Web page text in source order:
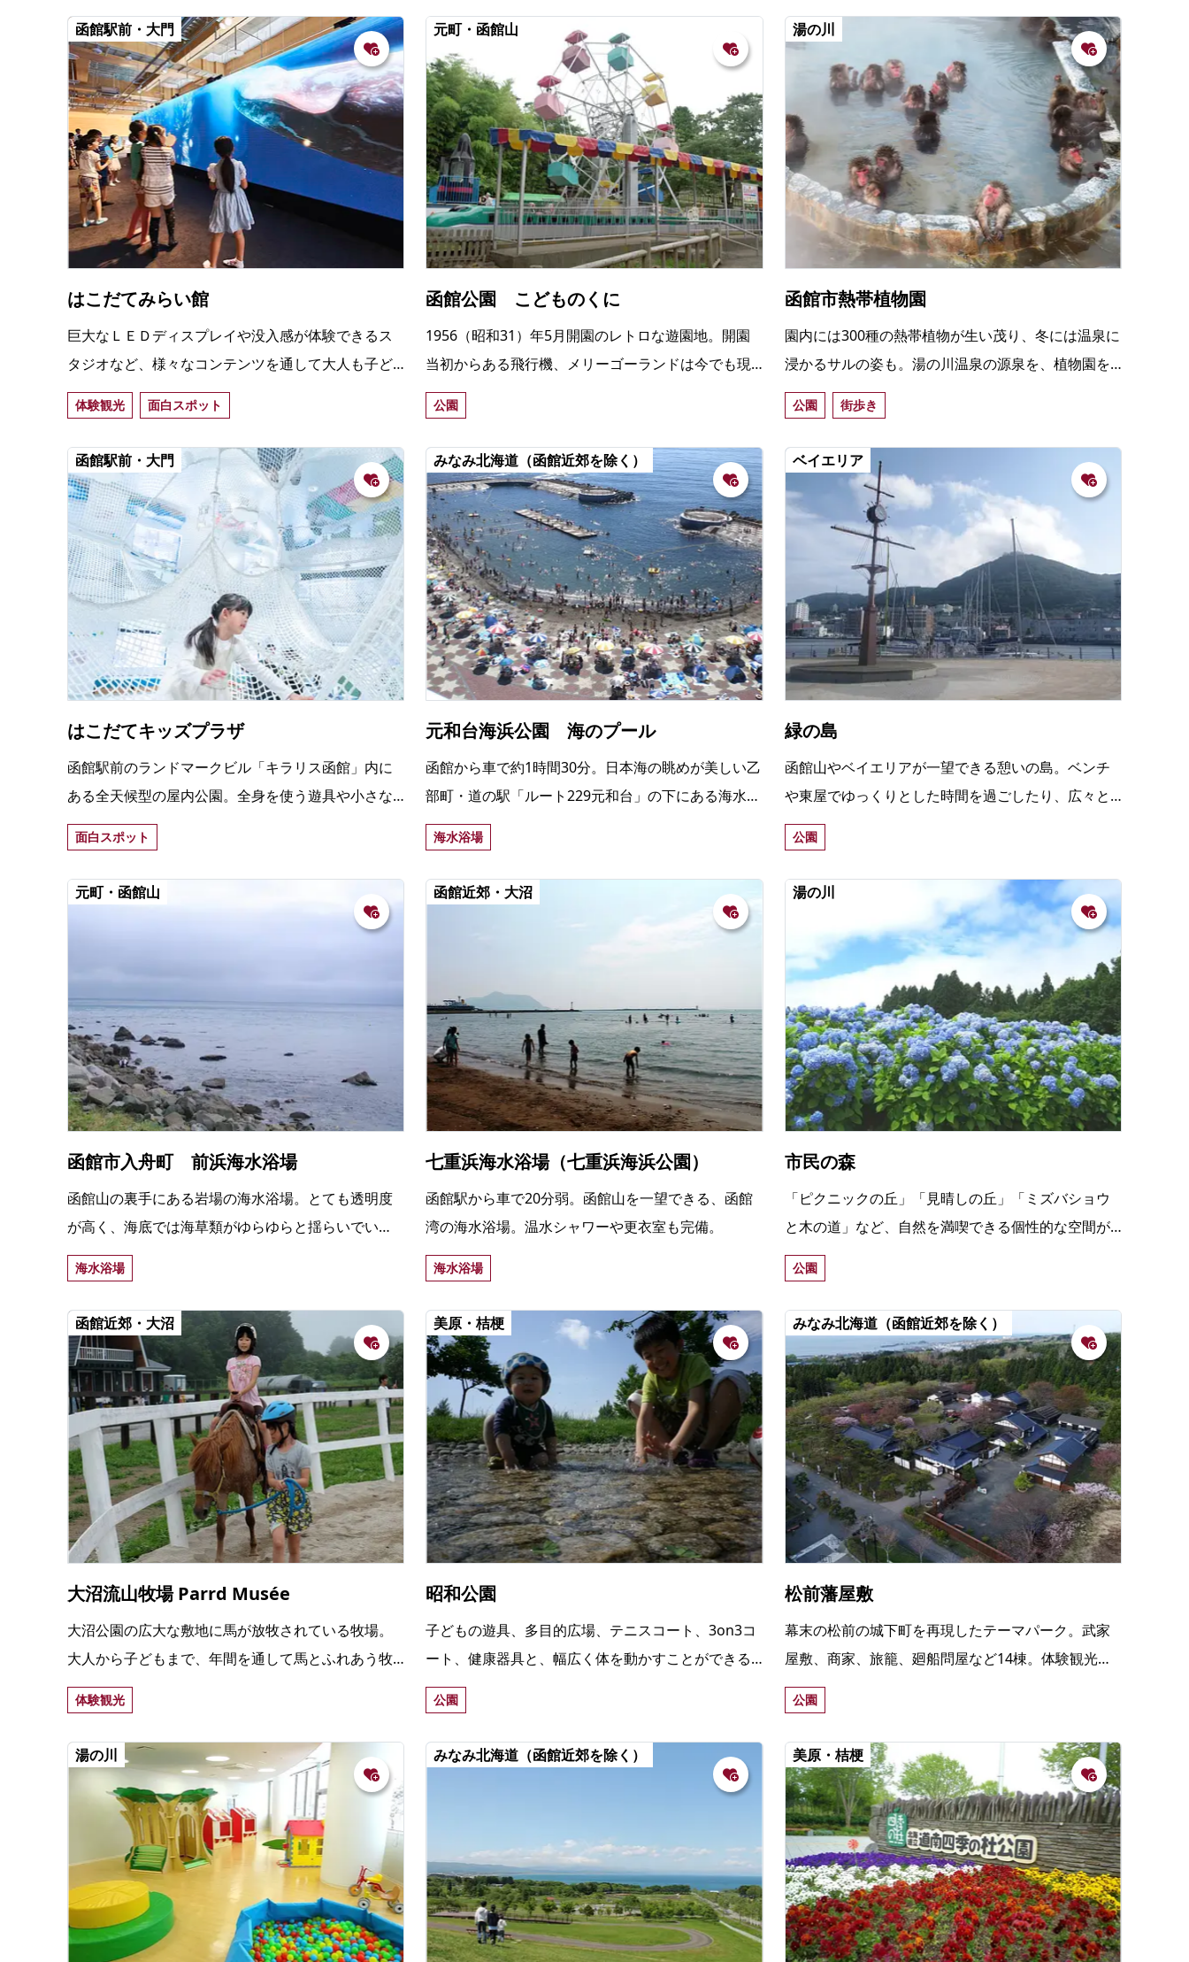
函館駅前・大門
はこだてみらい館
巨大なＬＥＤディスプレイや没入感が体験できるス
タジオなど、様々なコンテンツを通して大人も子ど
もも楽しく「科学」や「デジタル」を体験できる屋
内施設。函館らしいコンテンツもあり、旅行者も楽
しめる。
体験観光 面白スポット
元町・函館山
函館公園 こどものくに
1956（昭和31）年5月開園のレトロな遊園地。開園
当初からある飛行機、メリーゴーランドは今でも現
役で活躍中。小さなお子さんの思い出づくりにもお
すすめ。
公園
湯の川
函館市熱帯植物園
園内には300種の熱帯植物が生い茂り、冬には温泉に
浸かるサルの姿も。湯の川温泉の源泉を、植物園を
利用した入園者が自由に利用できる足湯の施設もあ
り。小中生向け各種イベントも多彩。
公園 街歩き
函館駅前・大門
はこだてキッズプラザ
函館駅前のランドマークビル「キラリス函館」内に
ある全天候型の屋内公園。全身を使う遊具や小さな
子どもが遊べる玩具がそろっていて子どもたちに人
気。有料の託児室もある。
面白スポット
みなみ北海道（函館近郊を除く）
元和台海浜公園 海のプール
函館から車で約1時間30分。日本海の眺めが美しい乙
部町・道の駅「ルート229元和台」の下にある海水浴
場。防波堤などで囲われた海水浴場で、小さな子連
れでも安心して遊べる。
海水浴場
ベイエリア
緑の島
函館山やベイエリアが一望できる憩いの島。ベンチ
や東屋でゆっくりとした時間を過ごしたり、広々と
した芝生の広場で体を動かすのに最適。地元の人は
釣りを楽しんでいる。
公園
元町・函館山
函館市入舟町 前浜海水浴場
函館山の裏手にある岩場の海水浴場。とても透明度
が高く、海底では海草類がゆらゆらと揺らいでい
る。岩場には様々な水生生物がいて、磯遊びも楽し
める。
海水浴場
函館近郊・大沼
七重浜海水浴場（七重浜海浜公園）
函館駅から車で20分弱。函館山を一望できる、函館
湾の海水浴場。温水シャワーや更衣室も完備。
海水浴場
湯の川
市民の森
「ピクニックの丘」「見晴しの丘」「ミズバショウ
と木の道」など、自然を満喫できる個性的な空間が
形成されている。約1万3千株のアジサイ園も見事。
売店のソフトクリームが人気。
公園
函館近郊・大沼
大沼流山牧場 Parrd Musée
大沼公園の広大な敷地に馬が放牧されている牧場。
大人から子どもまで、年間を通して馬とふれあう牧
場暮らし体験（半日・1日・1泊）ができる。
体験観光
美原・桔梗
昭和公園
子どもの遊具、多目的広場、テニスコート、3on3コ
ート、健康器具と、幅広く体を動かすことができる
公園。夏は水遊び、冬はそりすべりができるので、
子どもに人気。
公園
みなみ北海道（函館近郊を除く）
松前藩屋敷
幕末の松前の城下町を再現したテーマパーク。武家
屋敷、商家、旅籠、廻船問屋など14棟。体験観光メ
ニューも豊富。
公園
湯の川 みなみ北海道（函館近郊を除く） 美原・桔梗